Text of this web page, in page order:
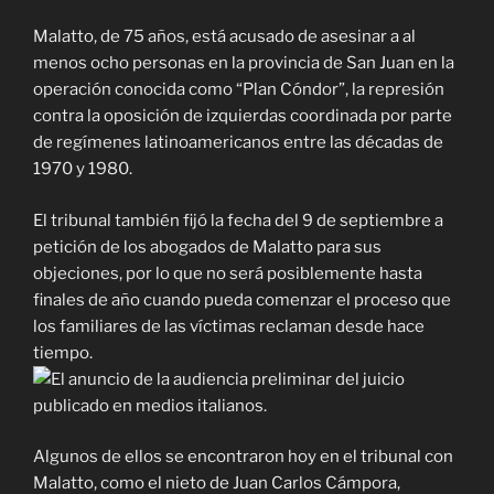
Malatto, de 75 años, está acusado de asesinar a al
menos ocho personas en la provincia de San Juan en la
operación conocida como “Plan Cóndor”, la represión
contra la oposición de izquierdas coordinada por parte
de regímenes latinoamericanos entre las décadas de
1970 y 1980.
El tribunal también fijó la fecha del 9 de septiembre a
petición de los abogados de Malatto para sus
objeciones, por lo que no será posiblemente hasta
finales de año cuando pueda comenzar el proceso que
los familiares de las víctimas reclaman desde hace
tiempo.
Algunos de ellos se encontraron hoy en el tribunal con
Malatto, como el nieto de Juan Carlos Cámpora,